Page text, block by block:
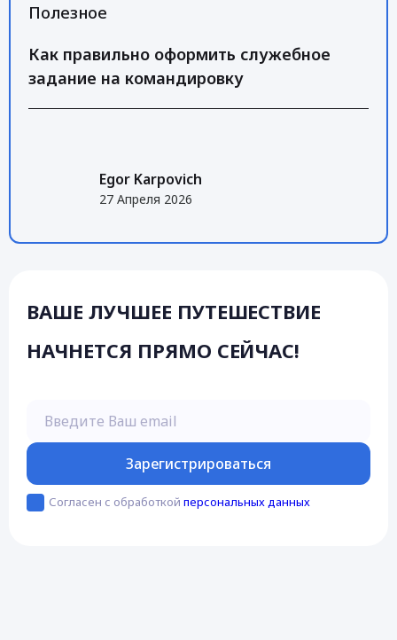
Полезное
Как правильно оформить служебное
задание на командировку
Egor Karpovich
27 Апреля 2026
ВАШЕ ЛУЧШЕЕ ПУТЕШЕСТВИЕ
НАЧНЕТСЯ ПРЯМО СЕЙЧАС!
Зарегистрироваться
Согласен с обработкой персональных данных